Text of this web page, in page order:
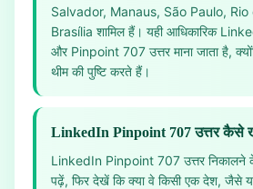
Salvador, Manaus, São Paulo,
Brasília शामिल हैं। यही आधिकारिक
और Pinpoint 707 उत्तर माना जाता है,
थीम की पुष्टि करते हैं।
LinkedIn Pinpoint 707 उत्तर कैसे
LinkedIn Pinpoint 707 उत्तर निकालने
पढ़ें, फिर देखें कि क्या वे किसी एक देश, जैसे